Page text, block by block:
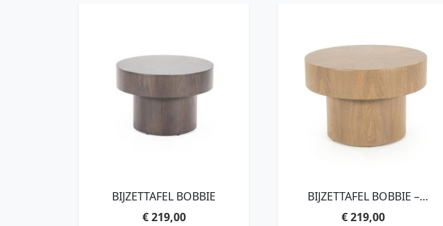
BIJZETTAFEL BOBBIE
€219,00
BIJZETTAFEL BOBBIE –
LICHTBRUIN
€219,00